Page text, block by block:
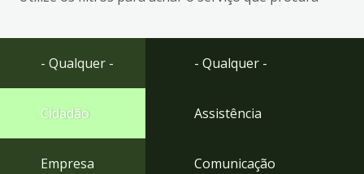
busca
Ir
rodapé
- Qualquer -
Cidadão
Empresa
- Qualquer -
Assistência
Comunicação